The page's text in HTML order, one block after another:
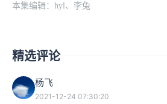
本集编辑：hyl、李兔
精选评论
杨飞
2021-12-24 07:30:20